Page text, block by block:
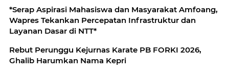
*Serap Aspirasi Mahasiswa dan Masyarakat Amfoang,
Wapres Tekankan Percepatan Infrastruktur dan
Layanan Dasar di NTT*
Rebut Perunggu Kejurnas Karate PB FORKI 2026,
Ghalib Harumkan Nama Kepri